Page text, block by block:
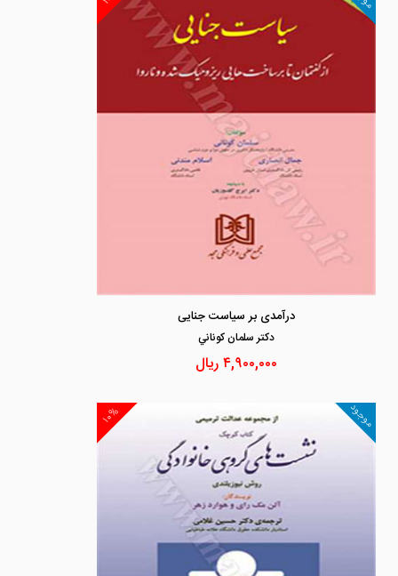
درآمدی بر سیاست جنایی
دكتر سلمان كوناني
۴,۹۰۰,۰۰۰ریال
۱۰% موجود